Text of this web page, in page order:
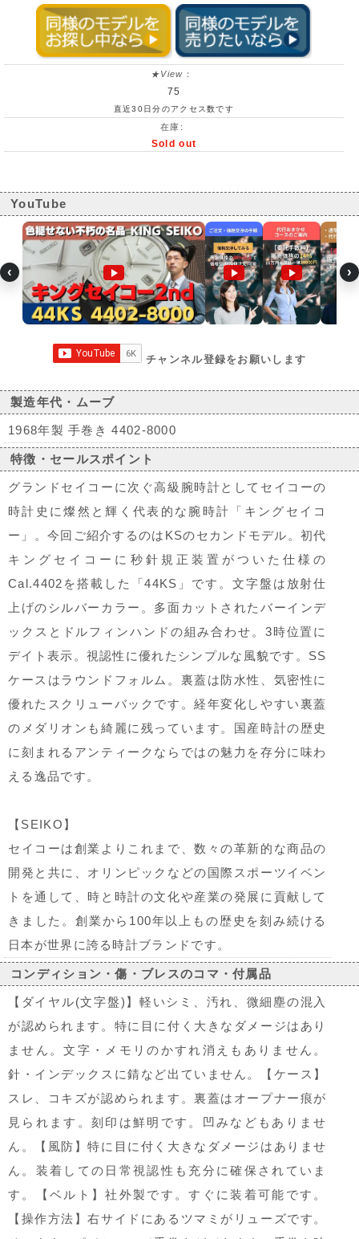
★View ：
75
直近30日分のアクセス数です
在庫:
Sold out
YouTube
‹ ›
チャンネル登録をお願いします
製造年代・ムーブ
1968年製 手巻き 4402-8000
特徴・セールスポイント
グランドセイコーに次ぐ高級腕時計としてセイコーの
時計史に燦然と輝く代表的な腕時計「キングセイコ
ー」。今回ご紹介するのはKSのセカンドモデル。初代
キングセイコーに秒針規正装置がついた仕様の
Cal.4402を搭載した「44KS」です。文字盤は放射仕
上げのシルバーカラー。多面カットされたバーインデ
ックスとドルフィンハンドの組み合わせ。3時位置に
デイト表示。視認性に優れたシンプルな風貌です。SS
ケースはラウンドフォルム。裏蓋は防水性、気密性に
優れたスクリューバックです。経年変化しやすい裏蓋
のメダリオンも綺麗に残っています。国産時計の歴史
に刻まれるアンティークならではの魅力を存分に味わ
える逸品です。
【SEIKO】
セイコーは創業よりこれまで、数々の革新的な商品の
開発と共に、オリンピックなどの国際スポーツイベン
トを通して、時と時計の文化や産業の発展に貢献して
きました。創業から100年以上もの歴史を刻み続ける
日本が世界に誇る時計ブランドです。
コンディション・傷・ブレスのコマ・付属品
【ダイヤル(文字盤)】軽いシミ、汚れ、微細塵の混入
が認められます。特に目に付く大きなダメージはあり
ません。文字・メモリのかすれ消えもありません。
針・インデックスに錆など出ていません。【ケース】
スレ、コキズが認められます。裏蓋はオープナー痕が
見られます。刻印は鮮明です。凹みなどもありませ
ん。【風防】特に目に付く大きなダメージはありませ
ん。装着しての日常視認性も充分に確保されていま
す。【ベルト】社外製です。すぐに装着可能です。
【操作方法】右サイドにあるツマミがリューズです。